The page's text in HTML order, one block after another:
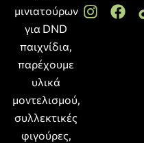
μινιατούρων
για DND
παιχνίδια,
παρέχουμε
υλικά
μοντελισμού,
συλλεκτικές
φιγούρες,